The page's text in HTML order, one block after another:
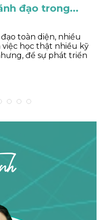
đạo toàn...
của người lãnh đạo
vậy, khi được phát
chỉ nâng tầm